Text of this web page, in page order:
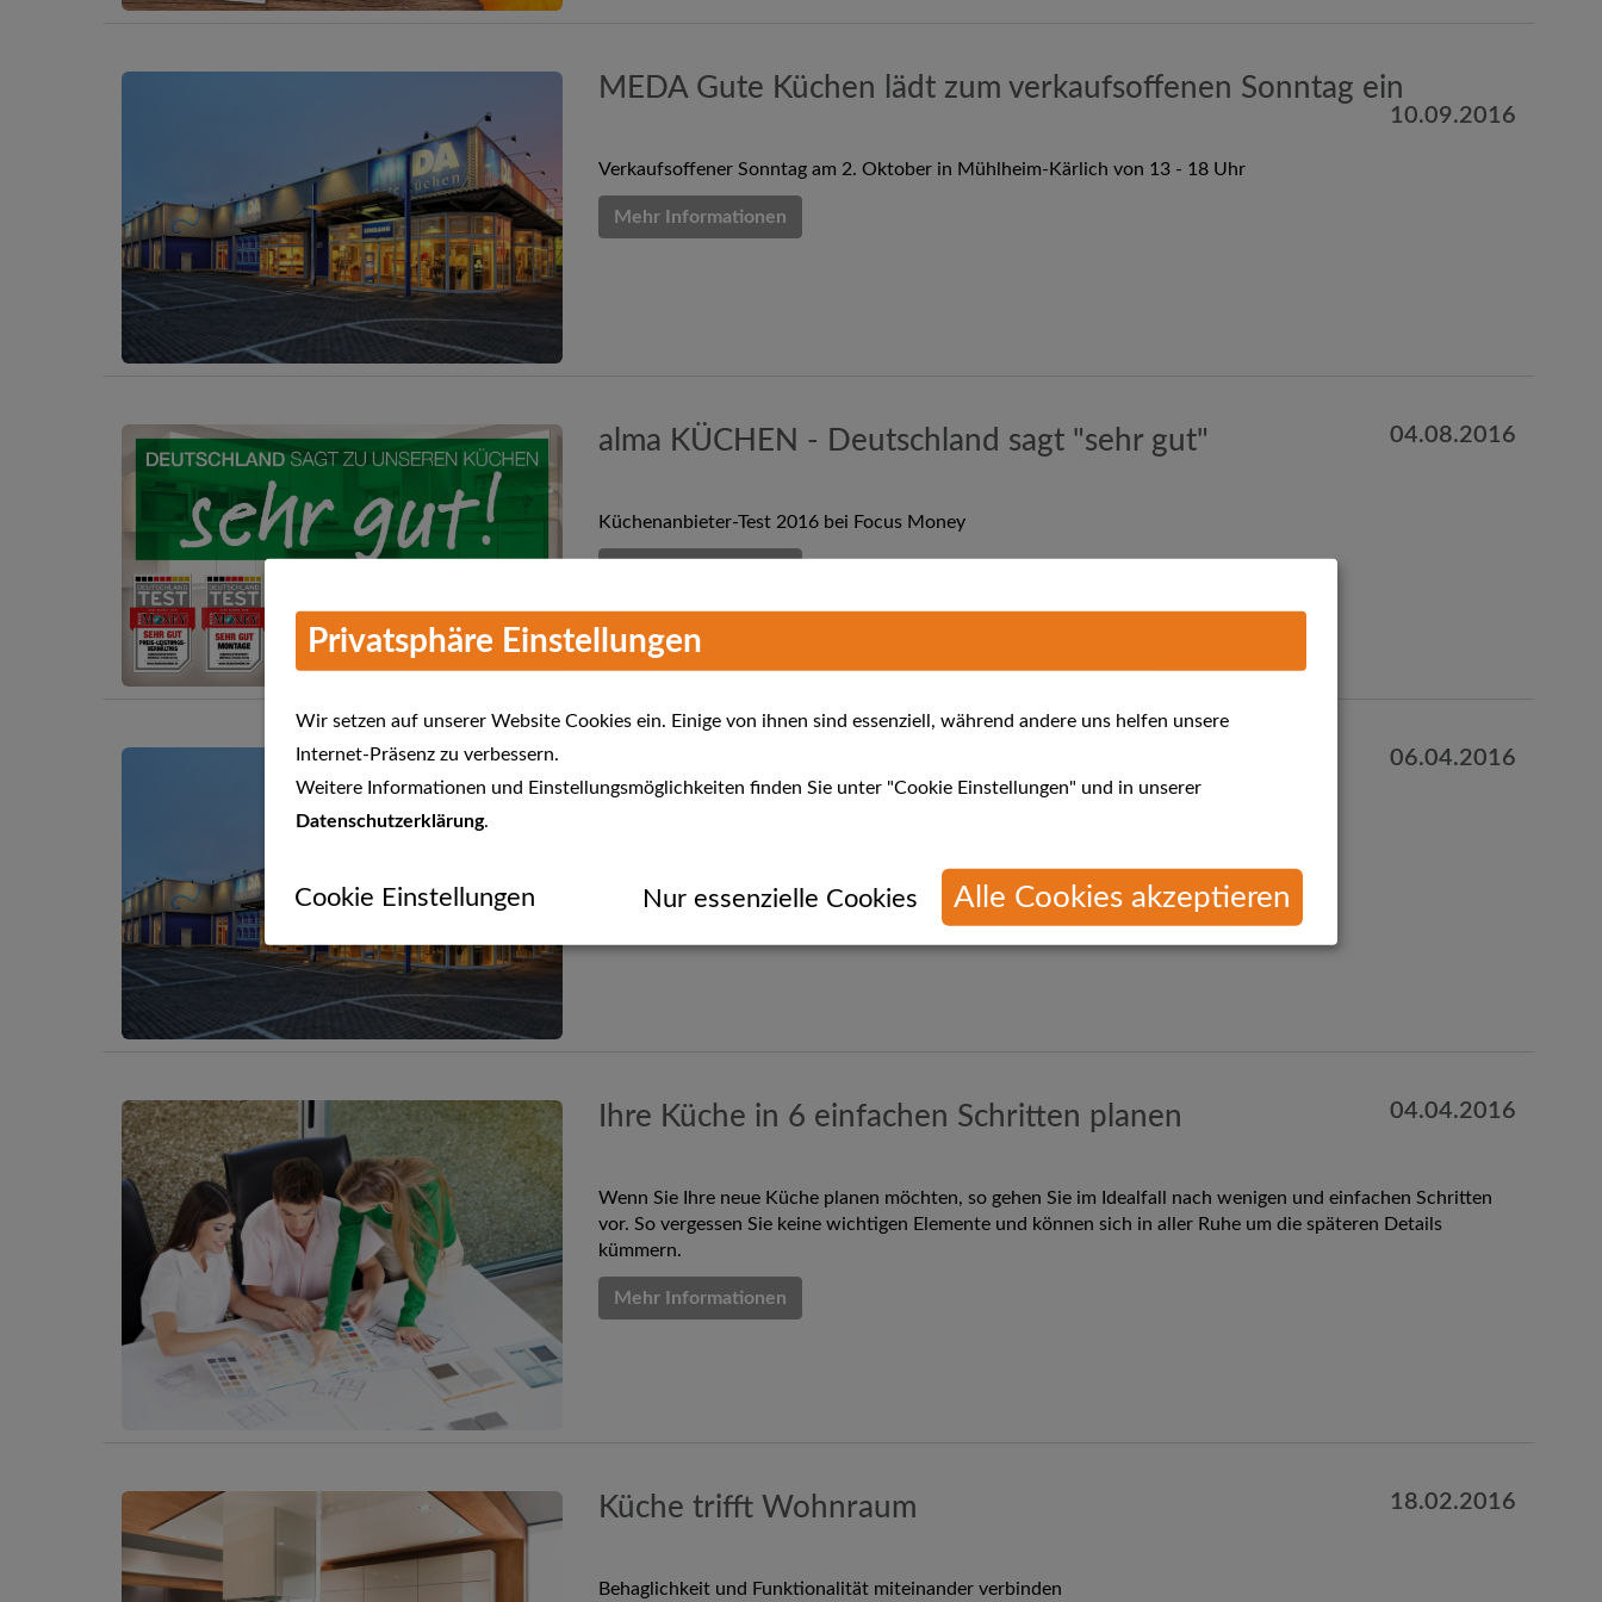
MEDA Gute Küchen lädt zum verkaufsoffenen Sonntag ein
10.09.2016
Verkaufsoffener Sonntag am 2. Oktober in Mühlheim-Kärlich von 13 - 18 Uhr
Mehr Informationen
alma KÜCHEN - Deutschland sagt "sehr gut" 04.08.2016
Küchenanbieter-Test 2016 bei Focus Money
06.04.2016
Mehr Informationen
Ihre Küche in 6 einfachen Schritten planen 04.04.2016
Wenn Sie Ihre neue Küche planen möchten, so gehen Sie im Idealfall nach wenigen und einfachen Schritten
vor. So vergessen Sie keine wichtigen Elemente und können sich in aller Ruhe um die späteren Details
kümmern.
Mehr Informationen
Küche trifft Wohnraum 18.02.2016
Behaglichkeit und Funktionalität miteinander verbinden
Privatsphäre Einstellungen
Wir setzen auf unserer Website Cookies ein. Einige von ihnen sind essenziell, während andere uns helfen unsere
Internet-Präsenz zu verbessern.
Weitere Informationen und Einstellungsmöglichkeiten finden Sie unter "Cookie Einstellungen" und in unserer
Datenschutzerklärung.
Cookie Einstellungen Nur essenzielle Cookies Alle Cookies akzeptieren